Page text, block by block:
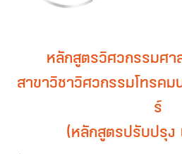
หลักสูตรวิศวกรรมศ
สาขาวิชาวิศวกรรมโทรคม
ร์
(หลักสูตรปรับปรุง